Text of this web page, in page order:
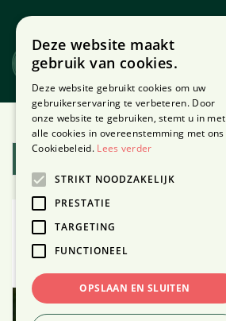
naar
content
Home Plantengids
Website Webshop
Doku-dami
Deze website maakt
gebruik van cookies.
Deze website gebruikt cookies om uw
gebruikerservaring te verbeteren. Door
onze website te gebruiken, stemt u in met
alle cookies in overeenstemming met ons
Cookiebeleid. Lees verder
STRIKT NOODZAKELIJK
PRESTATIE
TARGETING
FUNCTIONEEL
OPSLAAN EN SLUITEN